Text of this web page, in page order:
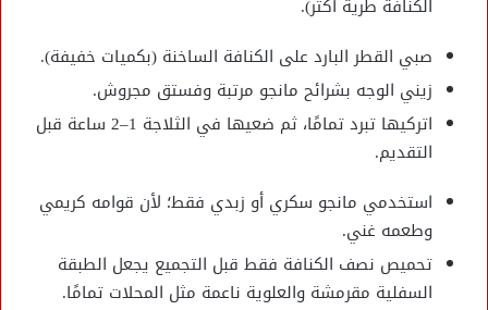
الكنافة طرية أكثر).
صبي القطر البارد على الكنافة الساخنة (بكميات خفيفة).
زيني الوجه بشرائح مانجو مرتبة وفستق مجروش.
اتركيها تبرد تمامًا، ثم ضعيها في الثلاجة 1–2 ساعة قبل
التقديم.
استخدمي مانجو سكري أو زبدي فقط؛ لأن قوامه كريمي
وطعمه غني.
تحميص نصف الكنافة فقط قبل التجميع يجعل الطبقة
السفلية مقرمشة والعلوية ناعمة مثل المحلات تمامًا.